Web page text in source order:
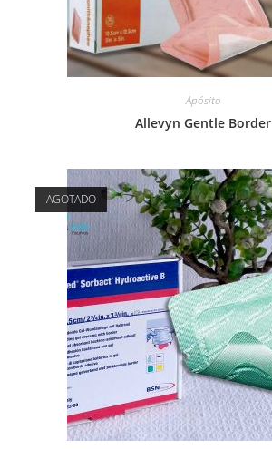
Apósito
Allevyn Gentle Border
AGOTADO